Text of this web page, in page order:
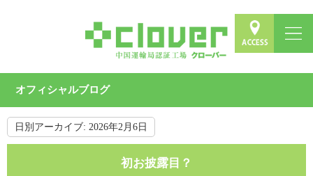
オフィシャルブログ
日別アーカイブ: 2026年2月6日
初お披露目？